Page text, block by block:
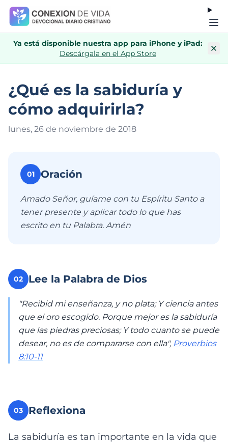
Ya está disponible nuestra app para iPhone y iPad:
Descárgala en el App Store
¿Qué es la sabiduría y
cómo adquirirla?
lunes, 26 de noviembre de 2018
01 Oración
Amado Señor, guíame con tu Espíritu Santo a
tener presente y aplicar todo lo que has
escrito en tu Palabra. Amén
02 Lee la Palabra de Dios
"Recibid mi enseñanza, y no plata; Y ciencia antes
que el oro escogido. Porque mejor es la sabiduría
que las piedras preciosas; Y todo cuanto se puede
desear, no es de compararse con ella", Proverbios
8:10-11
03 Reflexiona
La sabiduría es tan importante en la vida que